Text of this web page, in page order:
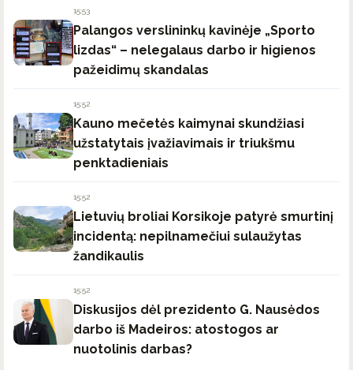
15:53
Palangos verslininkų kavinėje „Sporto
lizdas“ – nelegalaus darbo ir higienos
pažeidimų skandalas
15:52
Kauno mečetės kaimynai skundžiasi
užstatytais įvažiavimais ir triukšmu
penktadieniais
15:52
Lietuvių broliai Korsikoje patyrė smurtinį
incidentą: nepilnamečiui sulaužytas
žandikaulis
15:52
Diskusijos dėl prezidento G. Nausėdos
darbo iš Madeiros: atostogos ar
nuotolinis darbas?